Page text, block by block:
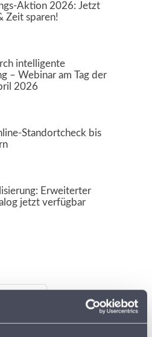
Aktion 2026: Jetzt
Zeit sparen!
intelligente
– Webinar am Tag der
2026
Standortcheck bis
Erweiterter
jetzt verfügbar
IN DEUTSCHLAND